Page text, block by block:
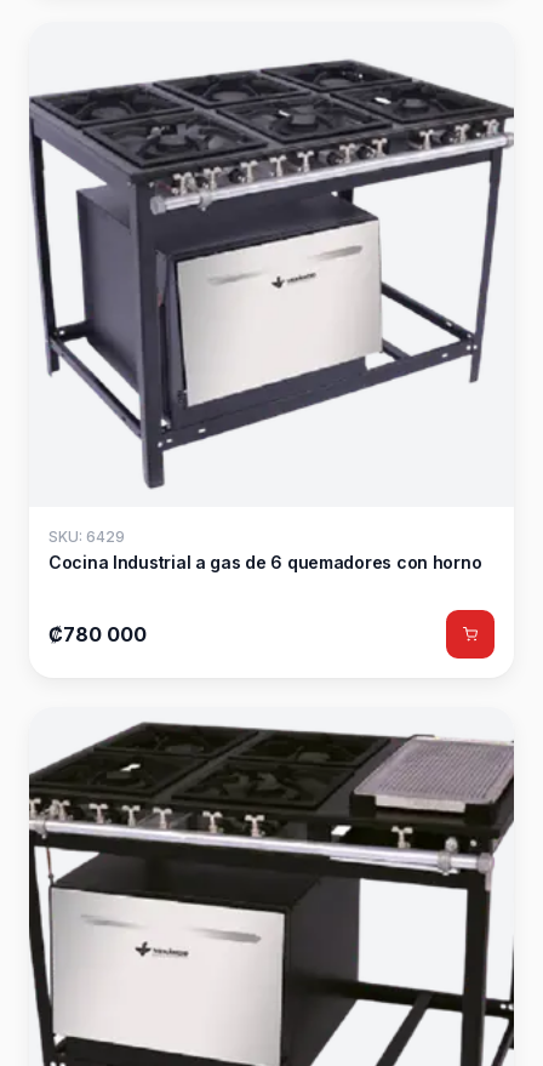
SKU: 6429
Cocina Industrial a gas de 6 quemadores con horno
₡780 000